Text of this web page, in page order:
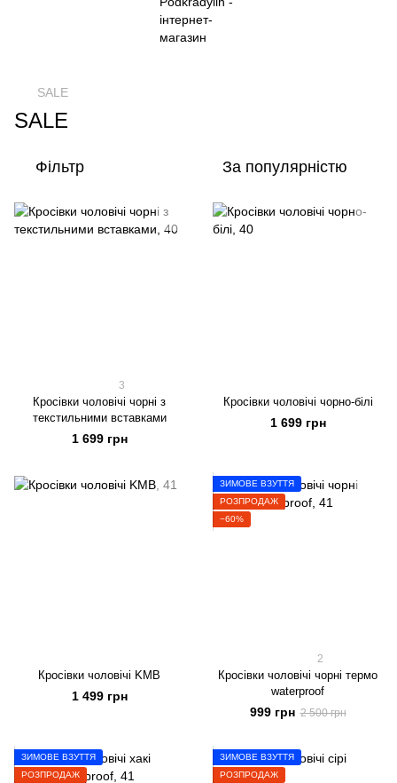
SALE
SALE
Фільтр За популярністю
3
Кросівки чоловічі чорні з
текстильними вставками
1 699 грн
Кросівки чоловічі чорно-білі
1 699 грн
Кросівки чоловічі KMB
1 499 грн
ЗИМОВЕ ВЗУТТЯ
РОЗПРОДАЖ
−60%
2
Кросівки чоловічі чорні термо
waterproof
999 грн 2 500 грн
ЗИМОВЕ ВЗУТТЯ
РОЗПРОДАЖ
ЗИМОВЕ ВЗУТТЯ
РОЗПРОДАЖ